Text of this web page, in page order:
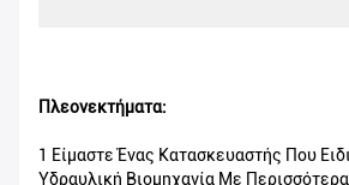
Πλεονεκτήματα:
1 Είμαστε Ένας Κατασκευαστής Που
Υδραυλική Βιομηχανία Με